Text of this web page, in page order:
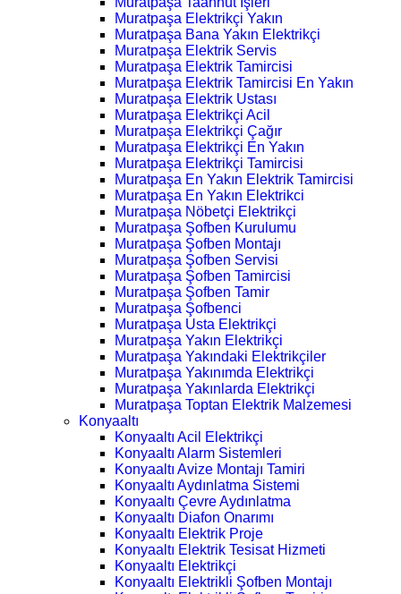
Muratpaşa Elektrikçi Yakın
Muratpaşa Bana Yakın Elektrikçi
Muratpaşa Elektrik Servis
Muratpaşa Elektrik Tamircisi
Muratpaşa Elektrik Tamircisi En Yakın
Muratpaşa Elektrik Ustası
Muratpaşa Elektrikçi Acil
Muratpaşa Elektrikçi Çağır
Muratpaşa Elektrikçi En Yakın
Muratpaşa Elektrikçi Tamircisi
Muratpaşa En Yakın Elektrik Tamircisi
Muratpaşa En Yakın Elektrikci
Muratpaşa Nöbetçi Elektrikçi
Muratpaşa Şofben Kurulumu
Muratpaşa Şofben Montajı
Muratpaşa Şofben Servisi
Muratpaşa Şofben Tamircisi
Muratpaşa Şofben Tamir
Muratpaşa Şofbenci
Muratpaşa Usta Elektrikçi
Muratpaşa Yakın Elektrikçi
Muratpaşa Yakındaki Elektrikçiler
Muratpaşa Yakınımda Elektrikçi
Muratpaşa Yakınlarda Elektrikçi
Muratpaşa Toptan Elektrik Malzemesi
Konyaaltı
Konyaaltı Acil Elektrikçi
Konyaaltı Alarm Sistemleri
Konyaaltı Avize Montajı Tamiri
Konyaaltı Aydınlatma Sistemi
Konyaaltı Çevre Aydınlatma
Konyaaltı Diafon Onarımı
Konyaaltı Elektrik Proje
Konyaaltı Elektrik Tesisat Hizmeti
Konyaaltı Elektrikçi
Konyaaltı Elektrikli Şofben Montajı